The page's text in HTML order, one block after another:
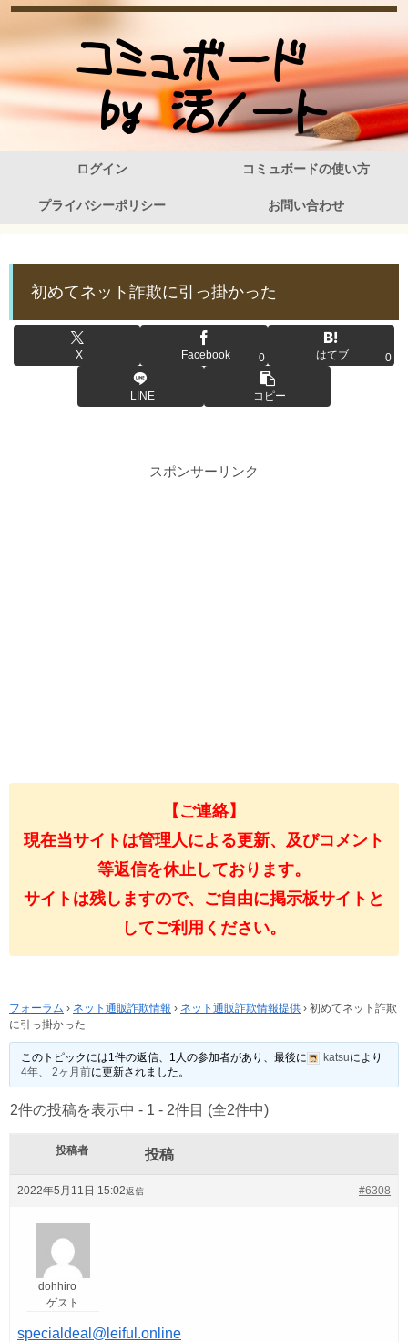
ログイン コミュボードの使い方
プライバシーポリシー お問い合わせ
初めてネット詐欺に引っ掛かった
X Facebook 0 はてブ 0
LINE コピー
スポンサーリンク
【ご連絡】
現在当サイトは管理人による更新、及びコメント
等返信を休止しております。
サイトは残しますので、ご自由に掲示板サイトと
してご利用ください。
フォーラム › ネット通販詐欺情報 › ネット通販詐欺情報提供 › 初めてネット詐欺
に引っ掛かった
このトピックには1件の返信、1人の参加者があり、最後に katsuにより
4年、 2ヶ月前に更新されました。
2件の投稿を表示中 - 1 - 2件目 (全2件中)
投稿者 投稿
2022年5月11日 15:02 #6308
返信
dohhiro
ゲスト
specialdeal@leiful.online